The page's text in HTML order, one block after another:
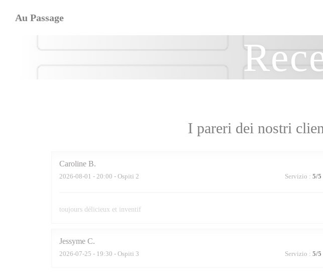
Au Passage
I pareri dei nostri
Caroline B
2026-08-01 - 20:00 - Ospiti 2 Servizio : 5/5
toujours délicieux et inventif
Jessyme C
2026-07-25 - 19:30 - Ospiti 3 Servizio : 5/5